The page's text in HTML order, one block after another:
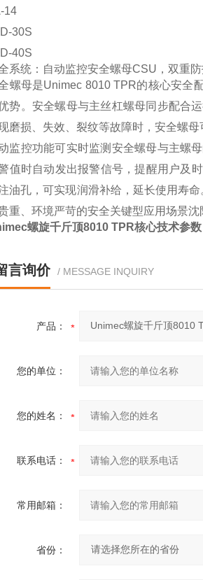
14
30S
40S
系统：自动监控安全螺母CSU，双重防
螺母是Unimec 8010 TPR的核心安全
势。安全螺母与主丝杠螺母同步配合
磨损、失效、裂纹等故障时，安全螺
监控功能可实时监测安全螺母与主螺
值时自动发出报警信号，提醒用户及
油孔，可实现润滑补给，延长使用寿
重、环境严苛的安全关键型应用场景沈
螺旋千斤顶8010 TPR核心技术参数
言询价 / MESSAGE INQUIRY
产品：
您的单位：
您的姓名：
联系电话：
常用邮箱：
省份：